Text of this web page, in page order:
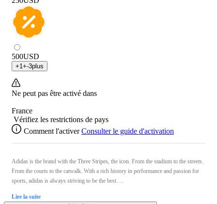
500USD
+1+-3plus
Ne peut pas être activé dans
France
Vérifiez les restrictions de pays
Comment l'activer Consulter le guide d'activation
Adidas is the brand with the Three Stripes, the icon. From the stadium to the streets.
From the courts to the catwalk. With a rich history in performance and passion for
sports, adidas is always striving to be the best. ...
Lire la suite